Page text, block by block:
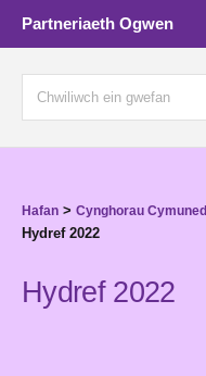
Partneriaeth Ogwen
Hafan > Cynghorau Cymuned
Hydref 2022
Hydref 2022